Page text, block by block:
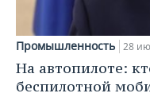
Промышленность 28
На автопилоте:
беспилотной